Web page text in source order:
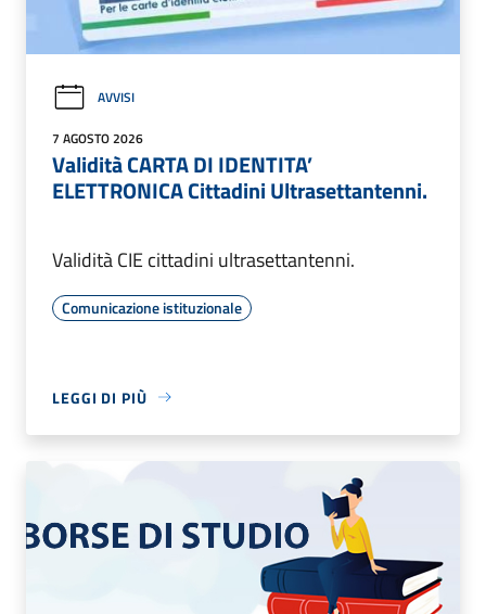
AVVISI
7 AGOSTO 2026
Validità CARTA DI IDENTITA’
ELETTRONICA Cittadini Ultrasettantenni.
Validità CIE cittadini ultrasettantenni.
Comunicazione istituzionale
LEGGI DI PIÙ